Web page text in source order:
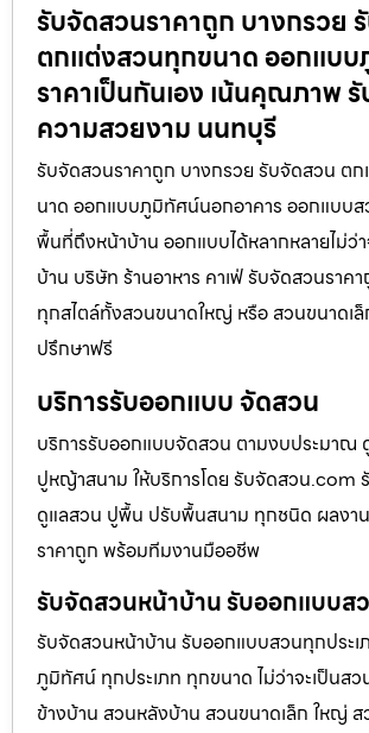
รับจัดสวนราคาถูก บางกรวย
ตกแต่งสวนทุกขนาด ออกแบ
ราคาเป็นกันเอง เน้นคุณภาพ
ความสวยงาม นนทบุรี
รับจัดสวนราคาถูก บางกรวย รับจัดสวน ต
นาด ออกแบบภูมิทัศน์นอกอาคาร ออกแบบส
พื้นที่ถึงหน้าบ้าน ออกแบบได้หลากหลายไม่ว่า
บ้าน บริษัท ร้านอาหาร คาเฟ่ รับจัดสวนราค
ทุกสไตล์ทั้งสวนขนาดใหญ่ หรือ สวนขนาดเล็
ปรึกษาฟรี
บริการรับออกแบบ จัดสวน
บริการรับออกแบบจัดสวน ตามงบประมาณ
ปูหญ้าสนาม ให้บริการโดย รับจัดสวน.com
ดูแลสวน ปูพื้น ปรับพื้นสนาม ทุกชนิด ผลงา
ราคาถูก พร้อมทีมงานมืออชีพ
รับจัดสวนหน้าบ้าน รับออกแบบส
รับจัดสวนหน้าบ้าน รับออกแบบสวนทุกประเ
ภูมิทัศน์ ทุกประเภท ทุกขนาด ไม่ว่าจะเป็นส
ข้างบ้าน สวนหลังบ้าน สวนขนาดเล็ก ใหญ่